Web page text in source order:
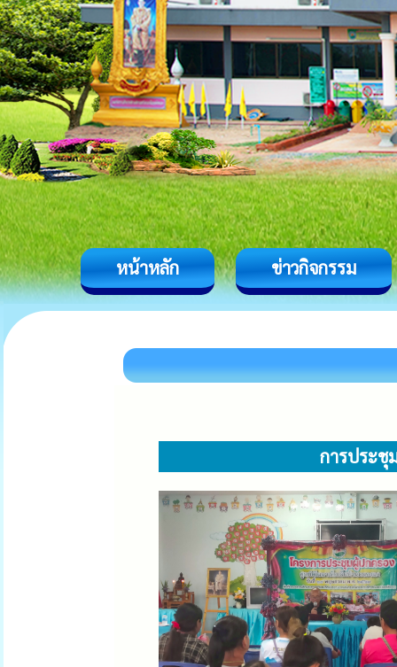
หน้าหลัก ข่าวกิจกรรม
การประชุ